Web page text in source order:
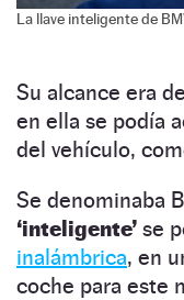
La llave inteligente de
Su alcance era
en ella se podía
del vehículo,
Se denominaba
‘inteligente’ se
inalámbrica, en
coche para este